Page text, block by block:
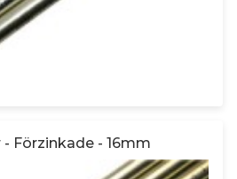
- Förzinkade - 16mm